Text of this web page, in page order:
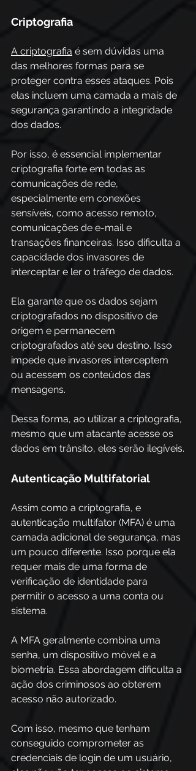
Criptografia
A criptografia é sem dúvidas uma
das melhores formas para se
proteger contra esses ataques. Pois
elas incluem uma camada a mais de
segurança garantindo a integridade
dos dados.
Por isso, é essencial implementar
criptografia forte em todas as
comunicações de rede,
especialmente em conexões
sensíveis, como acesso remoto,
comunicações de e-mail e
transações financeiras. Isso dificulta a
capacidade dos invasores de
interceptar e ler o tráfego de dados.
Ela garante que os dados sejam
criptografados no dispositivo de
origem e permanecem
criptografados até seu destino. Isso
impede que invasores interceptem
ou acessem os conteúdos das
mensagens.
Dessa forma, ao utilizar a criptografia,
mesmo que um atacante acesse os
dados em trânsito, eles serão ilegíveis.
Autenticação Multifatorial
Assim como a criptografia, e
autenticação multifator (MFA) é uma
camada adicional de segurança, mas
um pouco diferente. Isso porque ela
requer mais de uma forma de
verificação de identidade para
permitir o acesso a uma conta ou
sistema.
A MFA geralmente combina uma
senha, um dispositivo móvel e a
biometria. Essa abordagem dificulta a
ação dos criminosos ao obterem
acesso não autorizado.
Com isso, mesmo que tenham
conseguido comprometer as
credenciais de login de um usuário,